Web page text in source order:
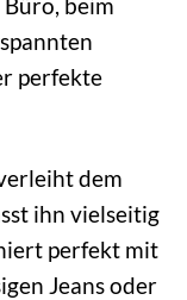
perfekte
dem
ihn vielseitig
perfekt mit
Jeans oder